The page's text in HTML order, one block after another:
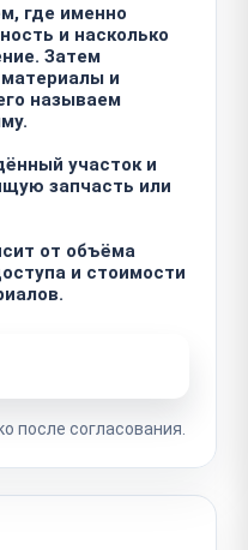
где именно
и насколько
Затем
и
называем
участок и
запчасть или
от объёма
и стоимости
после согласования.